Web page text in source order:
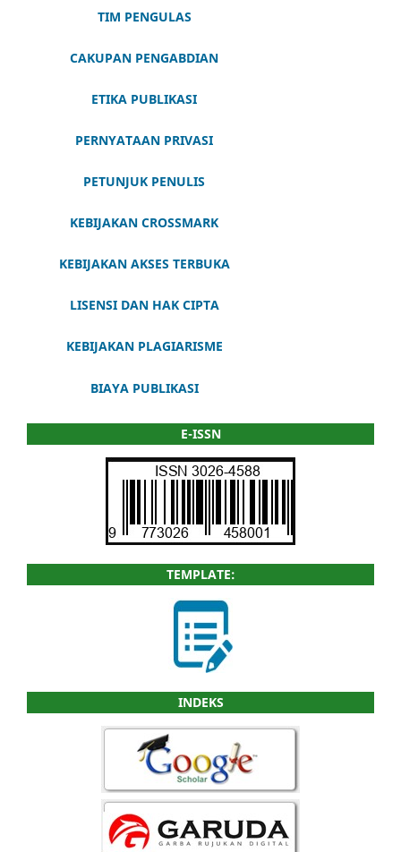
TIM PENGULAS
CAKUPAN PENGABDIAN
ETIKA PUBLIKASI
PERNYATAAN PRIVASI
PETUNJUK PENULIS
KEBIJAKAN CROSSMARK
KEBIJAKAN AKSES TERBUKA
LISENSI DAN HAK CIPTA
KEBIJAKAN PLAGIARISME
BIAYA PUBLIKASI
E-ISSN
TEMPLATE:
INDEKS